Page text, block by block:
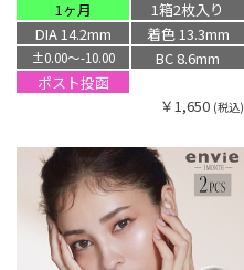
1ヶ月
1箱2枚入り
DIA 14.2mm
着色 13.3mm
±0.00〜-10.00
BC 8.6mm
ポスト投函
￥1,650 (税込)